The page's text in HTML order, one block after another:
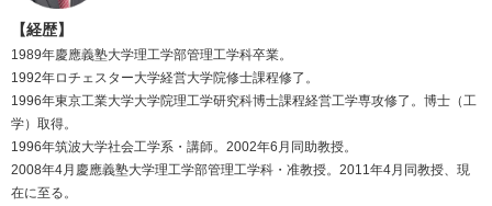
【経歴】
1989年慶應義塾大学理工学部管理工学科卒業。
1992年ロチェスター大学経営大学院修士課程修了。
1996年東京工業大学大学院理工学研究科博士課程経営工学専攻修了。博士（工
学）取得。
1996年筑波大学社会工学系・講師。2002年6月同助教授。
2008年4月慶應義塾大学理工学部管理工学科・准教授。2011年4月同教授、現
在に至る。